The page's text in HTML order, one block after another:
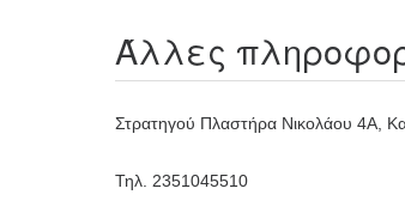
Άλλες
Στρατηγού Πλαστήρα Νικολάου 4Α,
Τηλ. 2351045510